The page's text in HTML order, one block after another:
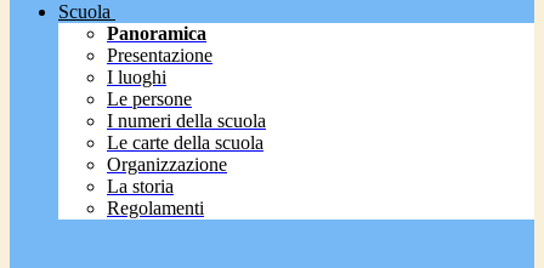
Scuola
Panoramica
Presentazione
I luoghi
Le persone
I numeri della scuola
Le carte della scuola
Organizzazione
La storia
Regolamenti